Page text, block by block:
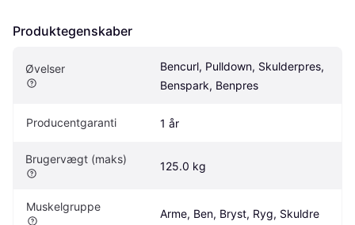
Produktegenskaber
Øvelser
Bencurl, Pulldown, Skulderpres,
Benspark, Benpres
Producentgaranti 1 år
Brugervægt (maks)
125.0 kg
Muskelgruppe
Arme, Ben, Bryst, Ryg, Skuldre